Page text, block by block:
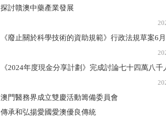
探討贛澳中藥產業發展
2024年5月
《廢止關於科學技術的資助規範》行政法規草案6
2024年5月
《2024年度現金分享計劃》完成討論七十四萬八千
2024年5月
澳門醫務界成立雙慶活動籌備委員會
傳承和弘揚愛國愛澳優良傳統